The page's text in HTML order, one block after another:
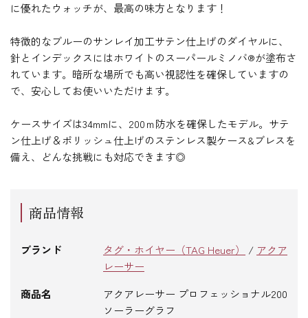
に優れたウォッチが、最高の味方となります！
特徴的なブルーのサンレイ加工サテン仕上げのダイヤルに、
針とインデックスにはホワイトのスーパールミノバ®が塗布さ
れています。暗所な場所でも高い視認性を確保していますの
で、安心してお使いいただけます。
ケースサイズは34mmに、200ｍ防水を確保したモデル。サテ
ン仕上げ＆ポリッシュ仕上げのステンレス製ケース&ブレスを
備え、どんな挑戦にも対応できます◎
商品情報
ブランド タグ・ホイヤー（TAG Heuer） / アクア
レーサー
商品名
アクアレーサー プロフェッショナル200
ソーラーグラフ